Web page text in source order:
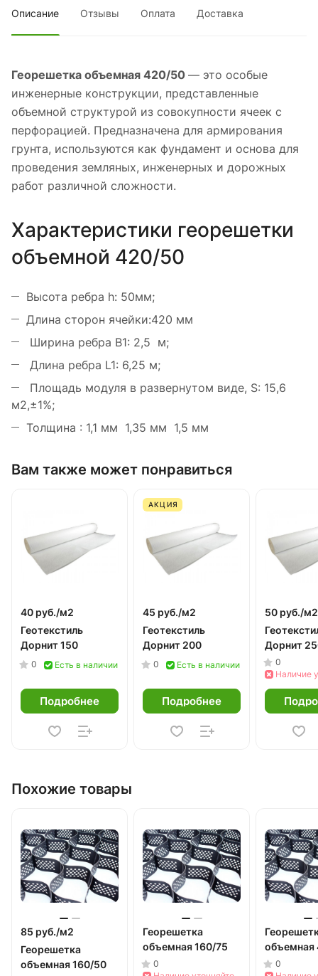
Описание Отзывы Оплата Доставка
Георешетка объемная 420/50 — это особые
инженерные конструкции, представленные
объемной структурой из совокупности ячеек с
перфорацией. Предназначена для армирования
грунта, используются как фундамент и основа для
проведения земляных, инженерных и дорожных
работ различной сложности.
Характеристики георешетки
объемной 420/50
Высота ребра h: 50мм;
Длина сторон ячейки:420 мм
Ширина ребра В1: 2,5 м;
Длина ребра L1: 6,25 м;
Площадь модуля в развернутом виде, S: 15,6
м2,±1%;
Толщина : 1,1 мм 1,35 мм 1,5 мм
Вам также может понравиться
40 руб./м2
Геотекстиль
Дорнит 150
0 Есть в наличии
Подробнее
АКЦИЯ
45 руб./м2
Геотекстиль
Дорнит 200
0 Есть в наличии
Подробнее
50 руб./м2
Дорнит
0
Наличие
Похожие товары
85 руб./м2
Георешетка
объемная 160/50
Георешетка
объемная 160/75
0
объемная
0